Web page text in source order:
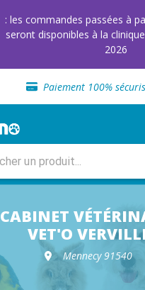
: les commandes passées à
seront disponibles à la
2026
Sélection de croquettes
Paiement 100%
Livraison gratuite en clinique
Sélection de croquettes
Livraison gratuite en clinique
Retour gratuit en
CABINET
VET'O
Mennecy 91540